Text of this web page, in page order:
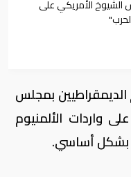
الشيوخ الأمريكي على
بمجلس
واردات الألمنيوم
بشكل أساسي.